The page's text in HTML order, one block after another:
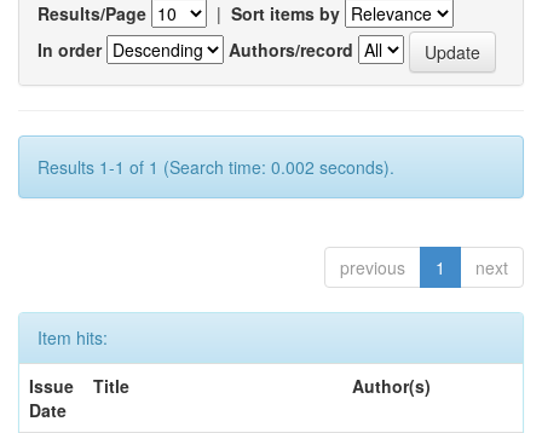
Results/Page | Sort items by
In order
Authors/record
Results 1-1 of 1 (Search time: 0.002 seconds).
previous 1 next
Item hits:
Issue
Date
Title Author(s)